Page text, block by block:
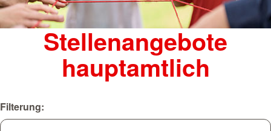
Stellenangebote
hauptamtlich
Filterung: